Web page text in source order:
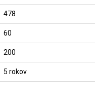
478
60
200
5 rokov